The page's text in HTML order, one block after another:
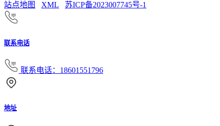
站点地图 XML 苏ICP备2023007745号-1
联系电话
联系电话：18601551796
地址